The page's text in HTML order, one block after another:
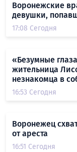
Воронежские
девушки,
17:08 Сегодня
«Безумные
жительница
незнакомца в
16:53 Сегодня
Воронежец
от ареста
16:51 Сегодня